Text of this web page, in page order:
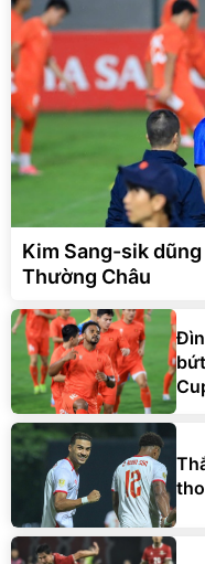
Kim Sang-sik
Thường Châu